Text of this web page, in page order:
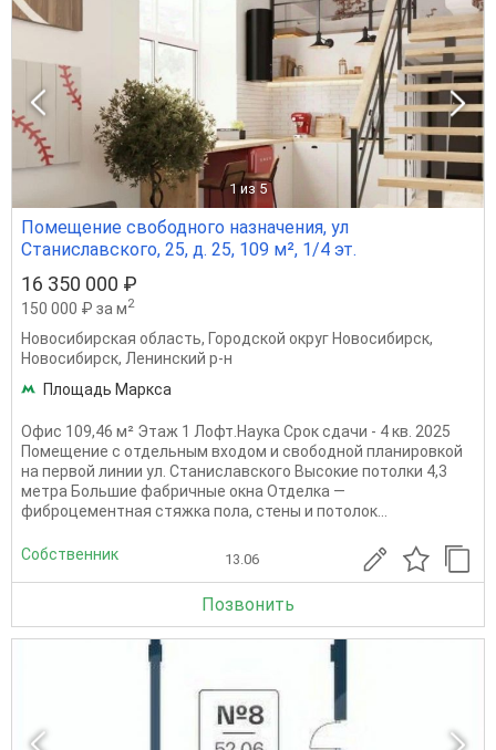
1 из 5
Помещение свободного назначения, ул
Станиславского, 25, д. 25, 109 м², 1/4 эт.
16 350 000 ₽
150 000 ₽ за м2
Новосибирская область, Городской округ Новосибирск,
Новосибирск, Ленинский р-н
Площадь Маркса
Офис 109,46 м² Этаж 1 Лофт.Наука Срок сдачи - 4 кв. 2025
Помещение с отдельным входом и свободной планировкой
на первой линии ул. Станиславского Высокие потолки 4,3
метра Большие фабричные окна Отделка —
фиброцементная стяжка пола, стены и потолок...
Собственник 13.06
Позвонить